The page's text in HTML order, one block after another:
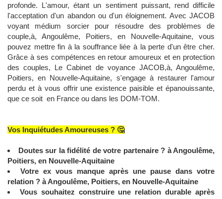
profonde. L'amour, étant un sentiment puissant, rend difficile
l'acceptation d'un abandon ou d'un éloignement. Avec JACOB
voyant médium sorcier pour résoudre des problèmes de
couple,à, Angoulême, Poitiers, en Nouvelle-Aquitaine, vous
pouvez mettre fin à la souffrance liée à la perte d'un être cher.
Grâce à ses compétences en retour amoureux et en protection
des couples, Le Cabinet de voyance JACOB,à, Angoulême,
Poitiers, en Nouvelle-Aquitaine, s'engage à restaurer l'amour
perdu et à vous offrir une existence paisible et épanouissante,
que ce soit en France ou dans les DOM-TOM.
Vos Inquiétudes Amoureuses ? 🤔
Doutes sur la fidélité de votre partenaire ? à Angoulême,
Poitiers, en Nouvelle-Aquitaine
Votre ex vous manque après une pause dans votre
relation ? à Angoulême, Poitiers, en Nouvelle-Aquitaine
Vous souhaitez construire une relation durable après